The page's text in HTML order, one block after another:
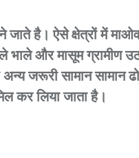
है। ऐसे क्षेत्रों में
भाले और मासूम ग्रामीण
जरूरी सामान
कर लिया जाता है।